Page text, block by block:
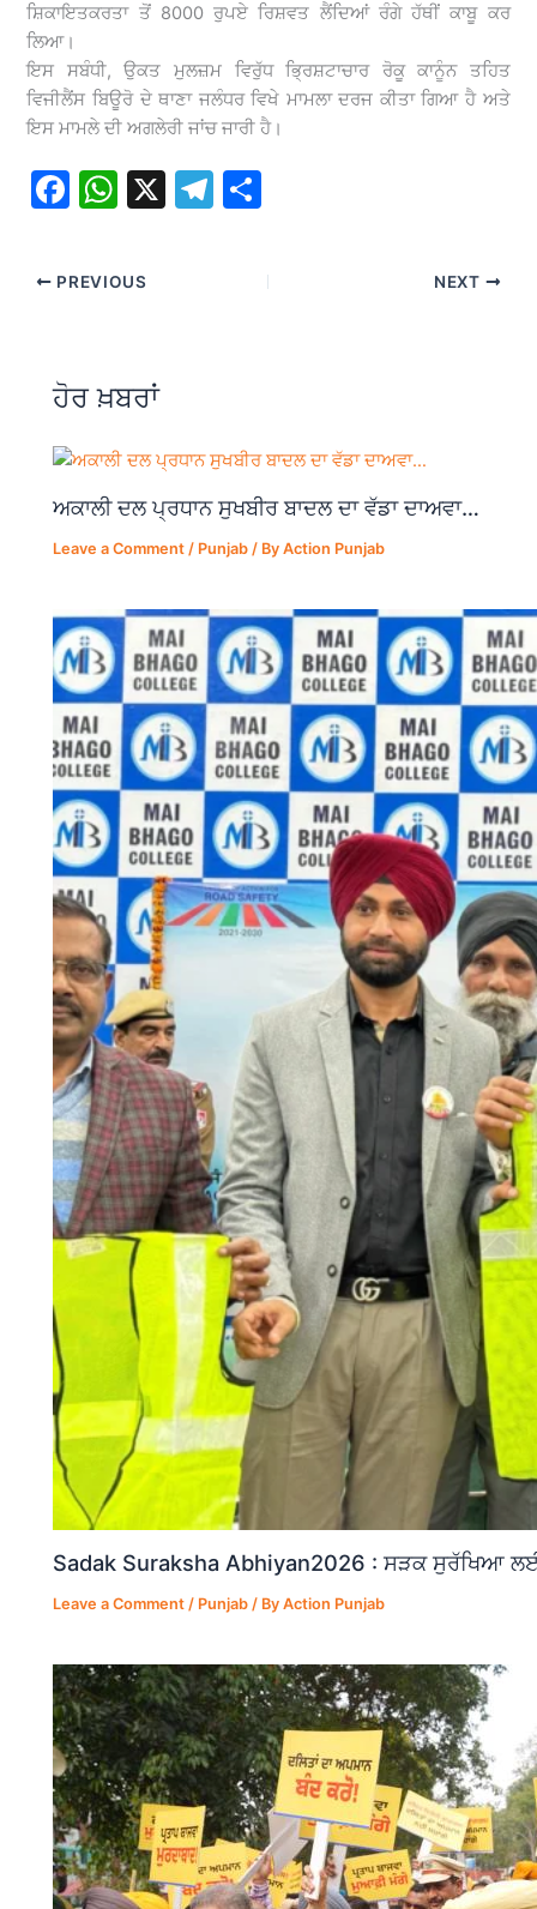
ਸ਼ਿਕਾਇਤਕਰਤਾ ਤੋਂ 8000 ਰੁਪਏ ਰਿਸ਼ਵਤ ਲੈਂਦਿਆਂ ਰੰਗੇ ਹੱਥੀਂ ਕਾਬੂ ਕਰ
ਲਿਆ।
ਇਸ ਸਬੰਧੀ, ਉਕਤ ਮੁਲਜ਼ਮ ਵਿਰੁੱਧ ਭ੍ਰਿਸ਼ਟਾਚਾਰ ਰੋਕੂ ਕਾਨੂੰਨ ਤਹਿਤ
ਵਿਜੀਲੈਂਸ ਬਿਊਰੋ ਦੇ ਥਾਣਾ ਜਲੰਧਰ ਵਿਖੇ ਮਾਮਲਾ ਦਰਜ ਕੀਤਾ ਗਿਆ ਹੈ ਅਤੇ
ਇਸ ਮਾਮਲੇ ਦੀ ਅਗਲੇਰੀ ਜਾਂਚ ਜਾਰੀ ਹੈ।
F
c
o
o
k
W
at
p
p
X
T
ar
e
PREVIOUS NEXT
ਹੋਰ ਖ਼ਬਰਾਂ
ਅਕਾਲੀ ਦਲ ਪ੍ਰਧਾਨ ਸੁਖਬੀਰ ਬਾਦਲ ਦਾ ਵੱਡਾ ਦਾਅਵਾ…
Leave a Comment / Punjab / ByAction Punjab
Sadak Suraksha Abhiyan2026 : ਸੜਕ ਸੁਰੱਖਿਆ
Leave a Comment / Punjab / ByAction Punjab